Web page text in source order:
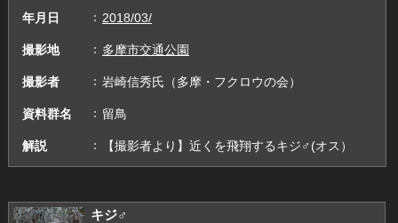
年月日 2018/03/
撮影地 多摩市交通公園
撮影者 岩崎信秀氏（多摩・フクロウの会）
資料群名 留鳥
解説 【撮影者より】近くを飛翔するキジ♂(オス）
キジ♂